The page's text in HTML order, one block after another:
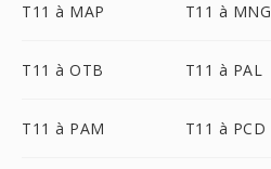
T11 à MAP T11 à MNG
T11 à OTB T11 à PAL
T11 à PAM T11 à PCD